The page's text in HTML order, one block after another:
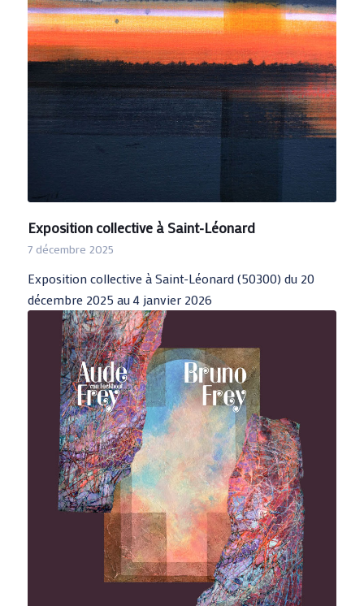
Exposition collective à Saint-Léonard
7 décembre 2025
Exposition collective à Saint-Léonard (50300) du 20
décembre 2025 au 4 janvier 2026